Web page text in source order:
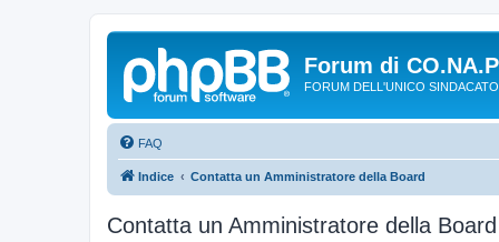
Forum di
FORUM DELL'UNICO
FAQ
Indice Contatta un Amministratore della Board
Contatta un Amministratore della Board